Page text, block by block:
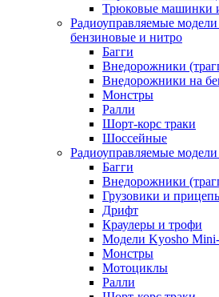
Трюковые машинки
Радиоуправляемые
бензиновые и нитро
Багги
Внедорожники
Внедорожники на
Монстры
Ралли
Шорт-корс траки
Шоссейные
Радиоуправляемые
Багги
Внедорожники
Грузовики и
Дрифт
Краулеры и трофи
Модели Kyosho
Монстры
Мотоциклы
Ралли